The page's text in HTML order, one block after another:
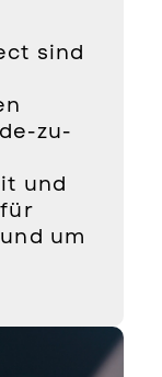
sind
zu-
und
um